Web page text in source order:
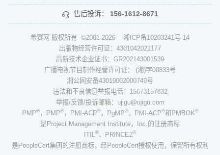
售后投诉： 156-1612-8671
希赛网 版权所有 ©2001-2026 湘ICP备10203241号-14
出版物经营许可证：4301042021177
高新技术企业证书：GR202143001539
广播电视节目制作经营许可证： (湘)字00833号
湘公网安备43019002000749号
违法和不良信息举报电话：15673157832
举报/反馈/投诉邮箱：ujigu@ujigu.com
PMP®，PMP®，PMI-ACP®，PgMP®，PMI-ACP®和PMBOK®
是Project Management Institute，Inc.的注册商标
ITIL®、PRINCE2®
是PeopleCert集团的注册商标，经PeopleCert授权使用，保留所有权利